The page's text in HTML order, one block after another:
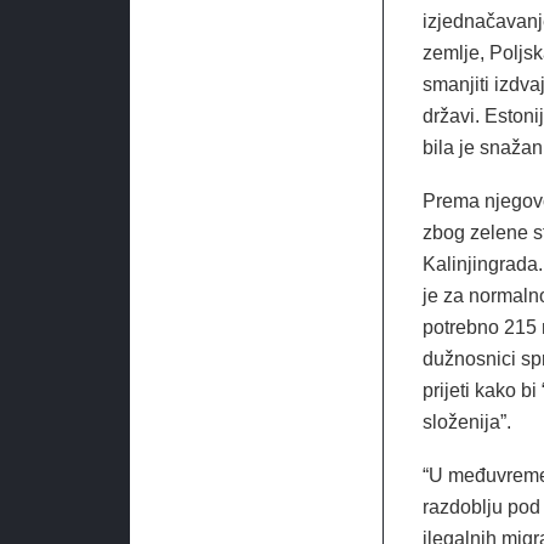
zemlje,
smanjiti
državi.
bila je
Prema
zbog zelene
je za
potrebno 215
dužnosnici
prijeti kako bi
složenija”.
“U
razdoblju
ilegalnih